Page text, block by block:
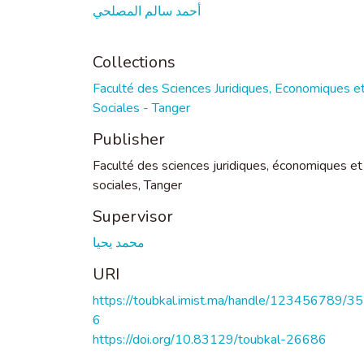
أحمد سالم المصلحي
Collections
Faculté des Sciences Juridiques, Economiques
Sociales - Tanger
Publisher
Faculté des sciences juridiques, économiques et
sociales, Tanger
Supervisor
محمد يحيا
URI
https://toubkal.imist.ma/handle/123456789/
6
https://doi.org/10.83129/toubkal-26686